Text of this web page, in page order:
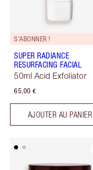
S'ABONNER !
SUPER RADIANCE
RESURFACING FACIAL
50ml Acid Exfoliator
65,00 €
AJOUTER AU PANIER